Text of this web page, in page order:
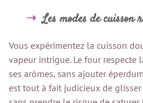
Les modes de cuisson
Vous expérimentez la cuisson
vapeur intrigue. Le four respecte
ses arômes, sans ajouter
est tout à fait judicieux de